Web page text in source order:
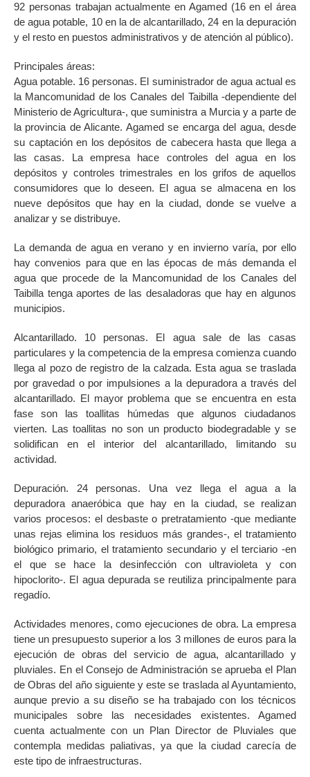
92 personas trabajan actualmente en Agamed (16 en el área
de agua potable, 10 en la de alcantarillado, 24 en la depuración
y el resto en puestos administrativos y de atención al público).
Principales áreas:
Agua potable. 16 personas. El suministrador de agua actual es
la Mancomunidad de los Canales del Taibilla -dependiente del
Ministerio de Agricultura-, que suministra a Murcia y a parte de
la provincia de Alicante. Agamed se encarga del agua, desde
su captación en los depósitos de cabecera hasta que llega a
las casas. La empresa hace controles del agua en los
depósitos y controles trimestrales en los grifos de aquellos
consumidores que lo deseen. El agua se almacena en los
nueve depósitos que hay en la ciudad, donde se vuelve a
analizar y se distribuye.
La demanda de agua en verano y en invierno varía, por ello
hay convenios para que en las épocas de más demanda el
agua que procede de la Mancomunidad de los Canales del
Taibilla tenga aportes de las desaladoras que hay en algunos
municipios.
Alcantarillado. 10 personas. El agua sale de las casas
particulares y la competencia de la empresa comienza cuando
llega al pozo de registro de la calzada. Esta agua se traslada
por gravedad o por impulsiones a la depuradora a través del
alcantarillado. El mayor problema que se encuentra en esta
fase son las toallitas húmedas que algunos ciudadanos
vierten. Las toallitas no son un producto biodegradable y se
solidifican en el interior del alcantarillado, limitando su
actividad.
Depuración. 24 personas. Una vez llega el agua a la
depuradora anaeróbica que hay en la ciudad, se realizan
varios procesos: el desbaste o pretratamiento -que mediante
unas rejas elimina los residuos más grandes-, el tratamiento
biológico primario, el tratamiento secundario y el terciario -en
el que se hace la desinfección con ultravioleta y con
hipoclorito-. El agua depurada se reutiliza principalmente para
regadío.
Actividades menores, como ejecuciones de obra. La empresa
tiene un presupuesto superior a los 3 millones de euros para la
ejecución de obras del servicio de agua, alcantarillado y
pluviales. En el Consejo de Administración se aprueba el Plan
de Obras del año siguiente y este se traslada al Ayuntamiento,
aunque previo a su diseño se ha trabajado con los técnicos
municipales sobre las necesidades existentes. Agamed
cuenta actualmente con un Plan Director de Pluviales que
contempla medidas paliativas, ya que la ciudad carecía de
este tipo de infraestructuras.